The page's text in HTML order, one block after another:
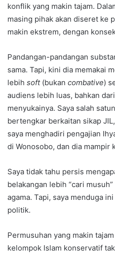
konflik yang makin tajam.
masing pihak akan diseret ke
makin ekstrem, dengan
Pandangan-pandangan
sama. Tapi, kini dia memakai
lebih soft(bukan combative)
audiens lebih luas, bahkan
menyukainya. Saya salah
bertengkar berkaitan sikap
saya menghadiri pengajian
di Wonosobo, dan dia mampir
Saya tidak tahu persis
belakangan lebih “cari
agama. Tapi, saya menduga
politik.
Permusuhan yang makin
kelompok Islam konservatif